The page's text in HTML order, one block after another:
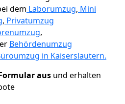
dem Laborumzug, Mini
, Privatumzug
,
Behördenumzug
in Kaiserslautern.
aus und erhalten